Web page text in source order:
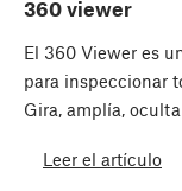
360 viewer
El 360 Viewer es
para inspeccionar
Gira, amplía,
Leer el artículo